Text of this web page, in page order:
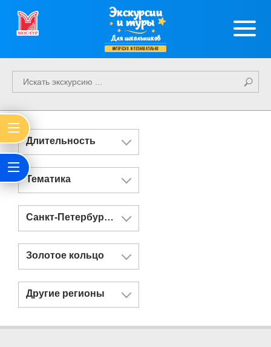
Экскурсии
и туры
Для школьников
интересно и познавательно
Длительность
Тематика
Санкт-Петербург и Казань
Золотое кольцо
Другие регионы